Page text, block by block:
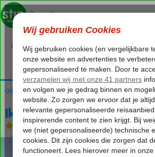
Voelt als thuiskomen...
Griekenland Corfu Dassia Ikos Dassia
Ikos Dassia
All Inclusive Hotel